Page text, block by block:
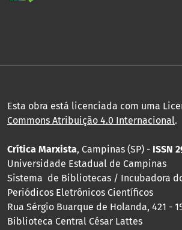
Esta obra está licenciada com uma
Commons Atribuição 4.0 Internacional.
Crítica Marxista, Campinas (SP) - ISSN
Universidade Estadual de Campinas
Sistema de Bibliotecas / Incubadora
Periódicos Eletrônicos Científicos
Rua Sérgio Buarque de Holanda, 421 -
Biblioteca Central César Lattes